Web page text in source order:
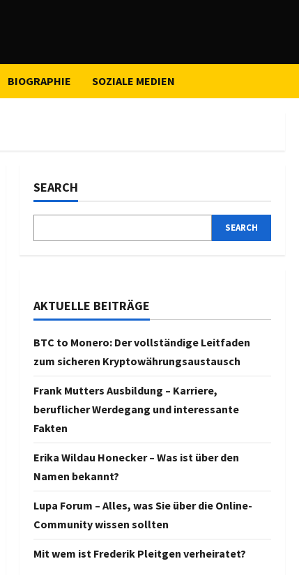
BIOGRAPHIE SOZIALE MEDIEN
SEARCH
SEARCH
AKTUELLE BEITRÄGE
BTC to Monero: Der vollständige Leitfaden
zum sicheren Kryptowährungsaustausch
Frank Mutters Ausbildung – Karriere,
beruflicher Werdegang und interessante
Fakten
Erika Wildau Honecker – Was ist über den
Namen bekannt?
Lupa Forum – Alles, was Sie über die Online-
Community wissen sollten
Mit wem ist Frederik Pleitgen verheiratet?